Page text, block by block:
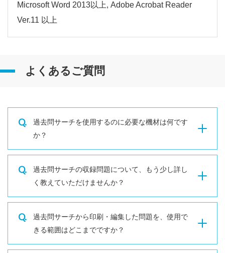
Microsoft Word 2013以上, Adobe Acrobat Reader
Ver.11 以上
よくあるご質問
Q.
過去問サーチを使用するのに必要な機材は何です
か？
Q.
過去問サーチの収録問題について、もう少し詳し
く教えていただけませんか？
Q.
過去問サーチから印刷・編集した問題を、使用で
きる範囲はどこまでですか？